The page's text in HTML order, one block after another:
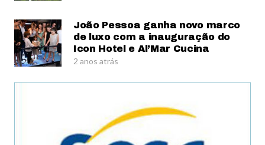
João Pessoa ganha novo marco
de luxo com a inauguração do
Icon Hotel e Al’Mar Cucina
2 anos atrás